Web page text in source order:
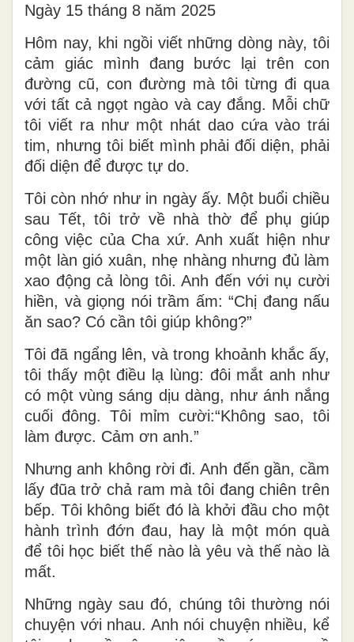
Ngày 15 tháng 8 năm 2025
Hôm nay, khi ngồi viết những dòng này, tôi
cảm giác mình đang bước lại trên con
đường cũ, con đường mà tôi từng đi qua
với tất cả ngọt ngào và cay đắng. Mỗi chữ
tôi viết ra như một nhát dao cứa vào trái
tim, nhưng tôi biết mình phải đối diện, phải
đối diện để được tự do.
Tôi còn nhớ như in ngày ấy. Một buổi chiều
sau Tết, tôi trở về nhà thờ để phụ giúp
công việc của Cha xứ. Anh xuất hiện như
một làn gió xuân, nhẹ nhàng nhưng đủ làm
xao động cả lòng tôi. Anh đến với nụ cười
hiền, và giọng nói trầm ấm: “Chị đang nấu
ăn sao? Có cần tôi giúp không?”
Tôi đã ngẩng lên, và trong khoảnh khắc ấy,
tôi thấy một điều lạ lùng: đôi mắt anh như
có một vùng sáng dịu dàng, như ánh nắng
cuối đông. Tôi mỉm cười:“Không sao, tôi
làm được. Cảm ơn anh.”
Nhưng anh không rời đi. Anh đến gần, cầm
lấy đũa trở chả ram mà tôi đang chiên trên
bếp. Tôi không biết đó là khởi đầu cho một
hành trình đớn đau, hay là một món quà
để tôi học biết thế nào là yêu và thế nào là
mất.
Những ngày sau đó, chúng tôi thường nói
chuyện với nhau. Anh nói chuyện nhiều, kể